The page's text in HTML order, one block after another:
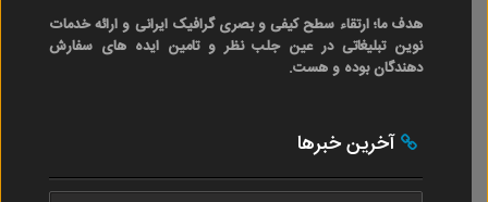
هدف ما؛ ارتقاء سطح کیفی و بصری گرافیک ایرانی و ارائه خدمات
نوین تبلیغاتی در عین جلب نظر و تامین ایده های سفارش
دهندگان بوده و هست.
آخرین خبرها